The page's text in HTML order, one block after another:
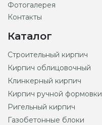
Фотогалерея
Контакты
Каталог
Строительный кирпич
Кирпич облицовочный
Клинкерный кирпич
Кирпич ручной формовки
Ригельный кирпич
Газобетонные блоки